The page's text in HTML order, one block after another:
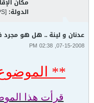
مكان
الدولة:
عدنان و لينة .. هل هو مجرد
07-15-2008, 02:38 PM
**
قرأت هذا